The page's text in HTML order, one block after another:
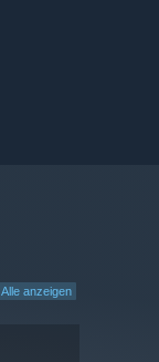
Alle anzeigen